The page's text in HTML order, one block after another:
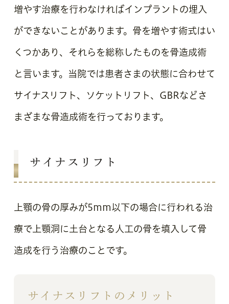
増やす治療を行わなければインプラントの埋入
ができないことがあります。骨を増やす術式はい
くつかあり、それらを総称したものを骨造成術
と言います。当院では患者さまの状態に合わせて
サイナスリフト、ソケットリフト、GBRなどさ
まざまな骨造成術を行っております。
サイナスリフト
上顎の骨の厚みが5mm以下の場合に行われる治
療で上顎洞に土台となる人工の骨を填入して骨
造成を行う治療のことです。
サイナスリフトのメリット